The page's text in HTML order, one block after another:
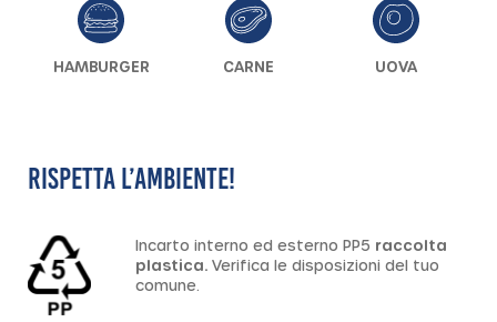
HAMBURGER CARNE UOVA
RISPETTA L’AMBIENTE!
Incarto interno ed esterno PP5 raccolta
plastica. Verifica le disposizioni del tuo
comune.